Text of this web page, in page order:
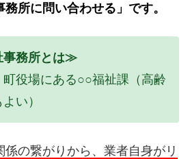
務所に問い合わせる」です。
事務所とは≫
役場にある○○福祉課（高齢
い）
係の繋がりから、業者自身がリ